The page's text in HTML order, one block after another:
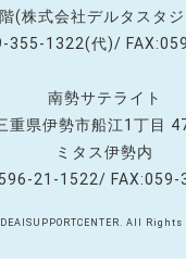
(株式会社デルタスタ
355-1322(代)/
南勢サテライト
重県伊勢市船江1丁目
ミタス伊勢内
21-1522/ FAX:059-
All Rights